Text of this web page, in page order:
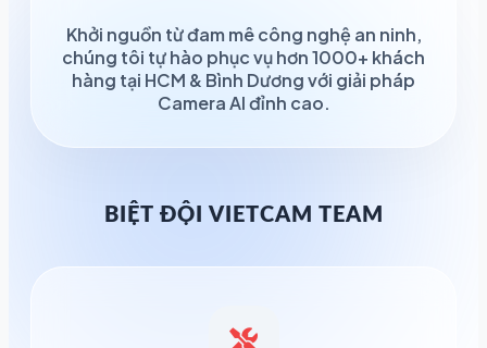
Khởi nguồn từ đam mê công nghệ an ninh,
chúng tôi tự hào phục vụ hơn 1000+ khách
hàng tại HCM & Bình Dương với giải pháp
Camera AI đỉnh cao.
BIỆT ĐỘI VIETCAM TEAM